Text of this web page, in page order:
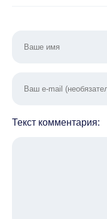
Текст комментария: